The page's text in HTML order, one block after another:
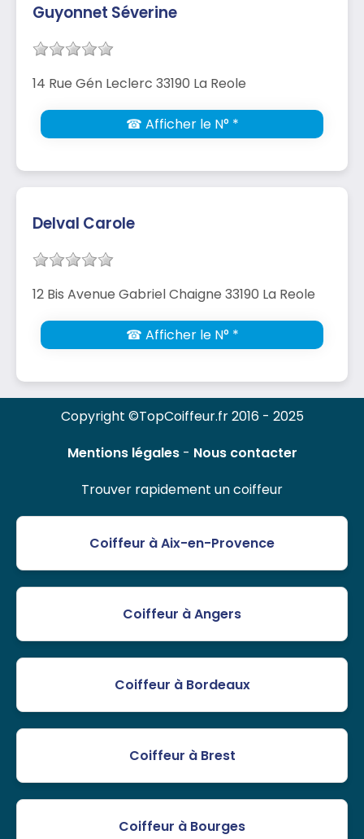
Guyonnet Séverine
14 Rue Gén Leclerc 33190 La Reole
☎ Afficher le N° *
Delval Carole
12 Bis Avenue Gabriel Chaigne 33190 La Reole
☎ Afficher le N° *
Copyright ©TopCoiffeur.fr 2016 - 2025
Mentions légales- Nous contacter
Trouver rapidement un coiffeur
Coiffeur à Aix-en-Provence
Coiffeur à Angers
Coiffeur à Bordeaux
Coiffeur à Brest
Coiffeur à Bourges